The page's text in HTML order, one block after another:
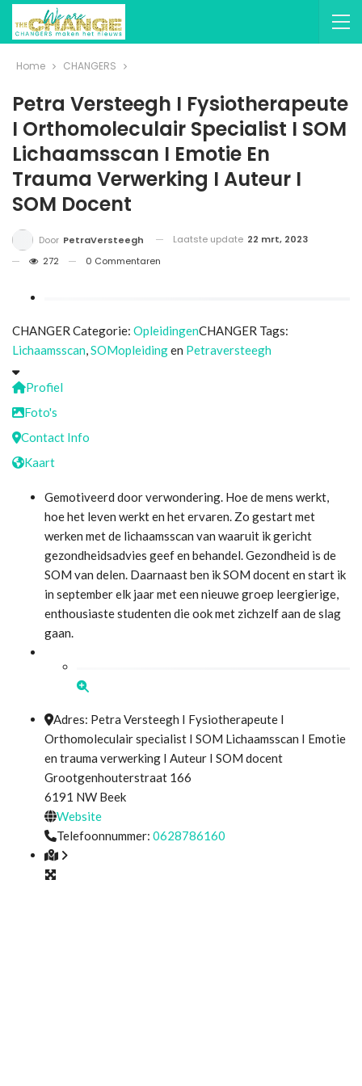
Home CHANGERS
Petra Versteegh I Fysiotherapeute
I Orthomoleculair Specialist I SOM
Lichaamsscan I Emotie En
Trauma Verwerking I Auteur I
SOM Docent
Door PetraVersteegh Laatste update 22 mrt, 2023
272
0 Commentaren
CHANGER Categorie: OpleidingenCHANGER Tags:
Lichaamsscan,SOMopleidingen Petraversteegh
Profiel
Foto's
Contact Info
Kaart
Gemotiveerd door verwondering. Hoe de mens werkt,
hoe het leven werkt en het ervaren. Zo gestart met
werken met de lichaamsscan van waaruit ik gericht
gezondheidsadvies geef en behandel. Gezondheid is de
SOM van delen. Daarnaast ben ik SOM docent en start ik
in september elk jaar met een nieuwe groep leergierige,
enthousiaste studenten die ook met zichzelf aan de slag
gaan.
Adres: Petra Versteegh I Fysiotherapeute I
Orthomoleculair specialist I SOM Lichaamsscan I Emotie
en trauma verwerking I Auteur I SOM docent
Grootgenhouterstraat 166
6191 NW Beek
Website
Telefoonnummer: 0628786160